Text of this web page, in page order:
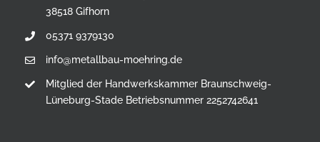
38518 Gifhorn
05371 9379130
info@metallbau-moehring.de
Mitglied der Handwerkskammer Braunschweig-
Lüneburg-Stade Betriebsnummer 2252742641